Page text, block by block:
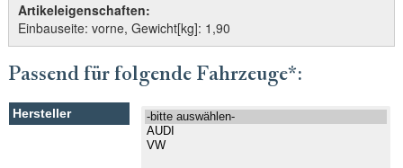
Artikeleigenschaften:
Einbauseite: vorne, Gewicht[kg]: 1,90
Passend für folgende Fahrzeuge*: